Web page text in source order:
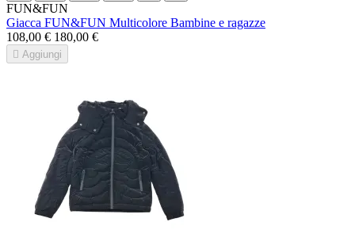
FUN&FUN
Giacca FUN&FUN Multicolore Bambine e ragazze
108,00 € 180,00 €
 Aggiungi